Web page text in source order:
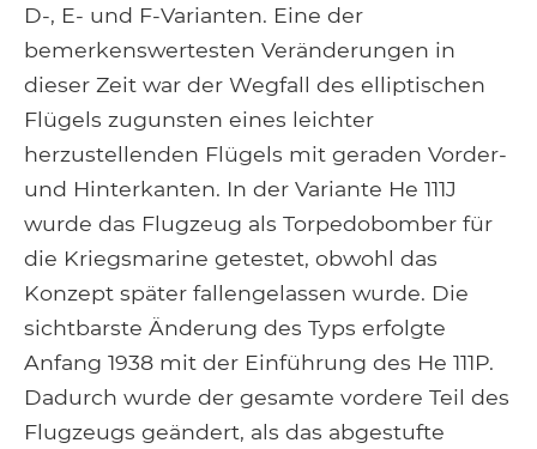
D-, E- und F-Varianten. Eine der
bemerkenswertesten Veränderungen in
dieser Zeit war der Wegfall des elliptischen
Flügels zugunsten eines leichter
herzustellenden Flügels mit geraden Vorder-
und Hinterkanten. In der Variante He 111J
wurde das Flugzeug als Torpedobomber für
die Kriegsmarine getestet, obwohl das
Konzept später fallengelassen wurde. Die
sichtbarste Änderung des Typs erfolgte
Anfang 1938 mit der Einführung des He 111P.
Dadurch wurde der gesamte vordere Teil des
Flugzeugs geändert, als das abgestufte